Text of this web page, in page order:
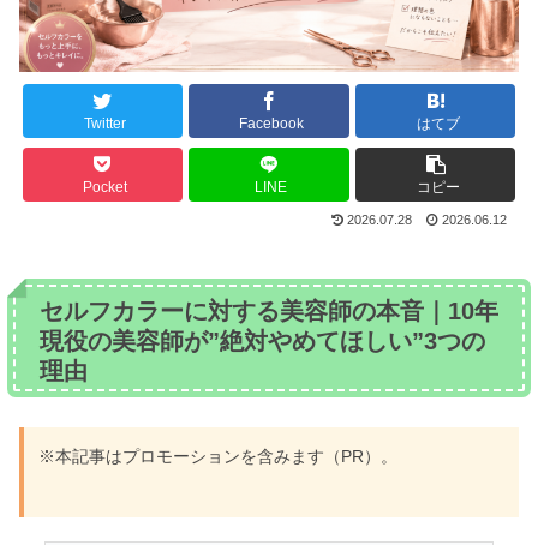
Twitter Facebook はてブ
Pocket LINE コピー
2026.07.28 2026.06.12
セルフカラーに対する美容師の本音｜10年
現役の美容師が”絶対やめてほしい”3つの
理由
※本記事はプロモーションを含みます（PR）。